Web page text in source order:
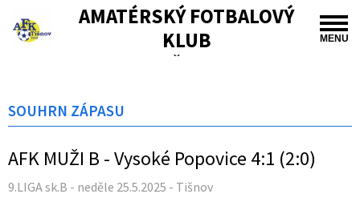
MENU
AMATÉRSKÝ FOTBALOVÝ
KLUB
TIŠNOV
SOUHRN ZÁPASU
AFK MUŽI B - Vysoké Popovice 4:1 (2:0)
9.LIGA sk.B - neděle 25.5.2025 - Tišnov